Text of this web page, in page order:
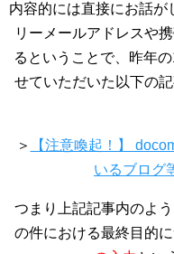
内容的には直接にお話が
リーメールアドレスや
るということで、昨年
せていただいた以下の
＞
【注意喚起！】
いるブログ
つまり上記記事内のよ
の件における最終目的に